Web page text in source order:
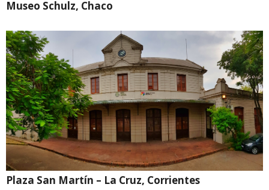
Museo Schulz, Chaco
Plaza San Martín – La Cruz, Corrientes